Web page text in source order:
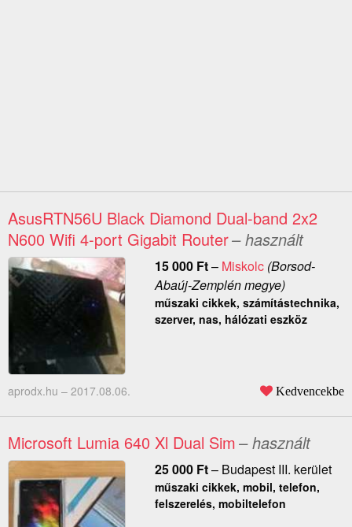
AsusRTN56U Black Diamond Dual-band 2x2
N600 Wifi 4-port Gigabit Router– használt
15 000 Ft– Miskolc(Borsod-
Abaúj-Zemplén megye)
műszaki cikkek, számítástechnika,
szerver, nas, hálózati eszköz
aprodx.hu – 2017.08.06. Kedvencekbe
Microsoft Lumia 640 Xl Dual Sim– használt
25 000 Ft– Budapest III. kerület
műszaki cikkek, mobil, telefon,
felszerelés, mobiltelefon